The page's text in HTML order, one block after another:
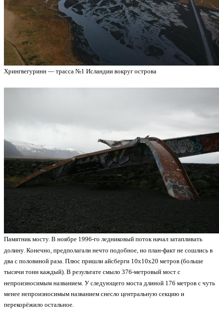
Хрингвегуринн — трасса №1 Исландии вокруг острова
Памятник мосту. В ноябре 1996-го ледниковый поток начал затапливать
долину. Конечно, предполагали нечто подобное, но план-факт не сошлись в
два с половиной раза. Плюс пришли айсберги 10х10х20 метров (больше
тысячи тонн каждый). В результате смыло 376-метровый мост с
непроизносимым названием. У следующего моста длиной 176 метров с чуть
менее непроизносимым названием снесло центральную секцию и
перекорёжило остальное.